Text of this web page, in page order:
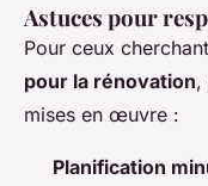
Astuces pour
Pour ceux
pour la rénovation,
mises en œuvre :
Planification